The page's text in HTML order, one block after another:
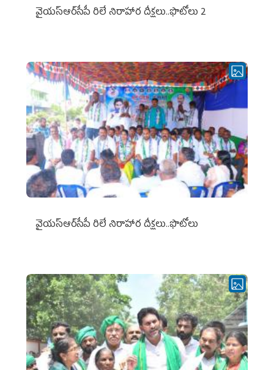
వైయ‌స్ఆర్‌సీపీ రిలే నిరాహార దీక్షలు..ఫొటోలు 2
వైయ‌స్ఆర్‌సీపీ రిలే నిరాహార దీక్షలు..ఫొటోలు